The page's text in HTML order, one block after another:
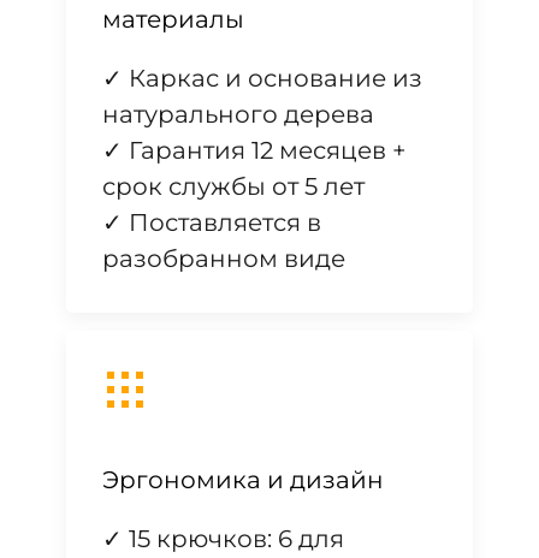
материалы
✓ Каркас и основание из
натурального дерева
✓ Гарантия 12 месяцев +
срок службы от 5 лет
✓ Поставляется в
разобранном виде
Эргономика и дизайн
✓ 15 крючков: 6 для